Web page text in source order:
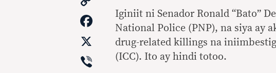
Link
Facebook
Viber
Iginiit ni Senador Ronald “Bato”
National Police (PNP), na siya ay
drug-related killings na
(ICC). Ito ay hindi totoo.